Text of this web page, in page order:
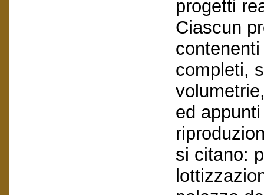
progetti
Ciascun
completi,
ed
si citano: